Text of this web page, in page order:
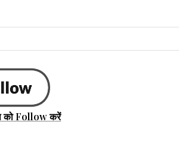
को Follow करें